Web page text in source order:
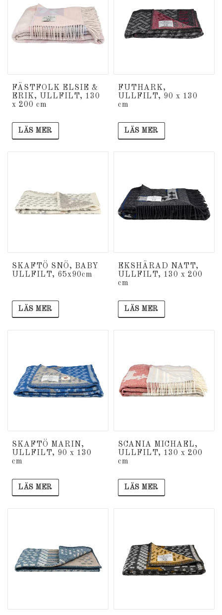
FÄSTFOLK ELSIE &
ERIK, ULLFILT, 130
x 200 cm
LÄS MER
FUTHARK,
ULLFILT, 90 x 130
cm
LÄS MER
SKAFTÖ SNÖ, BABY
ULLFILT, 65x90cm
LÄS MER
EKSHÄRAD NATT,
ULLFILT, 130 x 200
cm
LÄS MER
SKAFTÖ MARIN,
ULLFILT, 90 x 130
cm
LÄS MER
SCANIA MICHAEL,
ULLFILT, 130 x 200
cm
LÄS MER